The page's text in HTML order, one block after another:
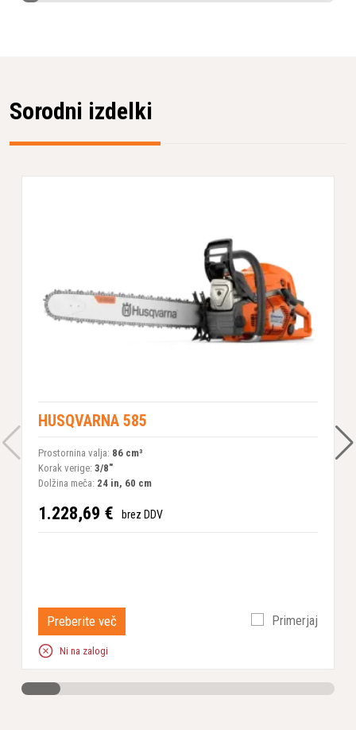
Sorodni izdelki
HUSQVARNA 585
Prostornina valja: 86 сm³
Korak verige: 3/8"
Dolžina meča: 24 in, 60 cm
1.228,69 € brez DDV
Preberite več Primerjaj
Ni na zalogi